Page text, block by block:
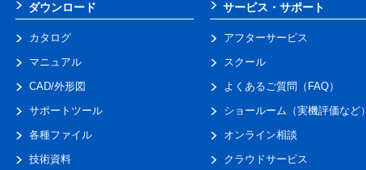
ダウンロード
カタログ
マニュアル
CAD/外形図
サポートツール
各種ファイル
技術資料
サービス・サポート
アフターサービス
スクール
よくあるご質問（FAQ）
ショールーム（実機評価など）
オンライン相談
クラウドサービス